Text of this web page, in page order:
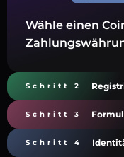
Wähle einen
Schritt 2
Schritt 3
Schritt 4